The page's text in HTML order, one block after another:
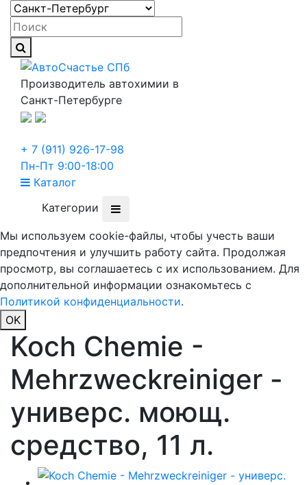
Производитель автохимии в
Санкт-Петербурге
+ 7 (911) 926-17-98
Пн-Пт 9:00-18:00
Каталог
Категории
Мы используем cookie-файлы, чтобы учесть ваши
предпочтения и улучшить работу сайта. Продолжая
просмотр, вы соглашаетесь с их использованием. Для
дополнительной информации ознакомьтесь с
Политикой конфиденциальности.
OK
Koch Chemie -
Mehrzweckreiniger -
универс. моющ.
средство, 11 л.